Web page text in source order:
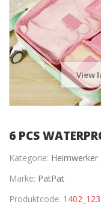
View
6 PCS
Kategorie: Heimwerker
Marke: PatPat
Produktcode: